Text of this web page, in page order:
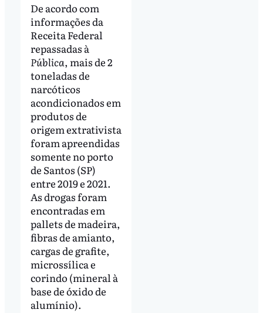
De acordo com
informações da
Receita Federal
repassadas à
Pública, mais de 2
toneladas de
narcóticos
acondicionados em
produtos de
origem extrativista
foram apreendidas
somente no porto
de Santos (SP)
entre 2019 e 2021.
As drogas foram
encontradas em
pallets de madeira,
fibras de amianto,
cargas de grafite,
microssílica e
corindo (mineral à
base de óxido de
alumínio).